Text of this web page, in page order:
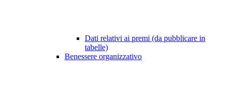
Dati relativi ai premi (da pubblicare in
tabelle)
Benessere organizzativo